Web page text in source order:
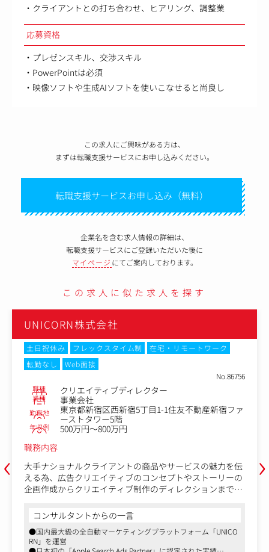
・クライアントとの打ち合わせ、ヒアリング、調整業
応募資格
・プレゼンスキル、交渉スキル
・PowerPointは必須
・映像ソフトや生成AIソフトを使いこなせると尚良し
この求人にご興味がある方は、
まずは転職支援サービスにお申し込みください。
転職支援サービスお申し込み（無料）
企業名を含む求人情報の詳細は、
転職支援サービスにご登録いただいた後に
マイページ にてご案内しております。
この求人に似た求人を探す
‹
UNICORN株式会社
土日祝休み フレックスタイム制
在宅・リモートワーク
転勤なし
Web面接
No.86756
職種 クリエイティブディレクター
業種 事業会社
勤務地
東京都新宿区西新宿5丁目1-1住友不動産新宿ファ
ーストタワー5階
年収例
500万円～800万円
職務内容
大手ナショナルクライアントの商品やサービスの魅力を伝
える為、広告クリエイティブのコンセプトやストーリーの
企画作成からクリエイティブ制作のディレクションまでを
を持ってくれるクリエイティブを制作します。
社内営業担当、制作クリエイターとのコミュニケーション
を取りながら、場合によっては、クライアントや広告代理
店へ直接クリエイティブ企画の提案や説明をすることもあ
コンサルタントからの一言
●国内最大級の全自動マーケティングプラットフォーム「UNICO
RN」を運営
›